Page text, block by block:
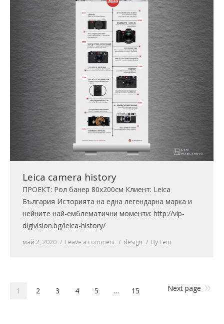
Leica camera history
ПРОЕКТ: Рол банер 80х200см Клиент: Leica
България Историята на една легендарна марка и
нейните най-емблематични моменти: http://vip-
digivision.bg/leica-history/
май 2, 2020 Leave a comment design By Leni
1 2 3 4 5 … 15 Next page